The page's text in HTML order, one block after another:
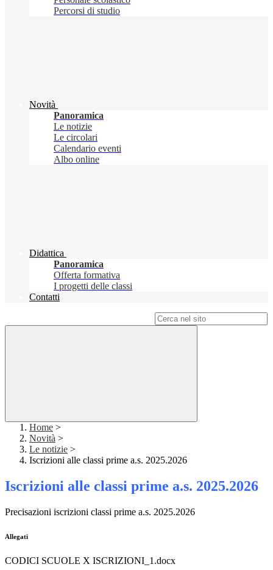
Percorsi di studio
Novità
Panoramica
Le notizie
Le circolari
Calendario eventi
Albo online
Didattica
Panoramica
Offerta formativa
I progetti delle classi
Contatti
Home >
Novità >
Le notizie >
Iscrizioni alle classi prime a.s. 2025.2026
Iscrizioni alle classi prime a.s. 2025.2026
Precisazioni iscrizioni classi prime a.s. 2025.2026
Allegati
CODICI SCUOLE X ISCRIZIONI_1.docx